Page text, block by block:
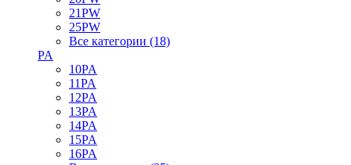
21PW
25PW
Все категории (18)
PA
10PA
11PA
12PA
13PA
14PA
15PA
16PA